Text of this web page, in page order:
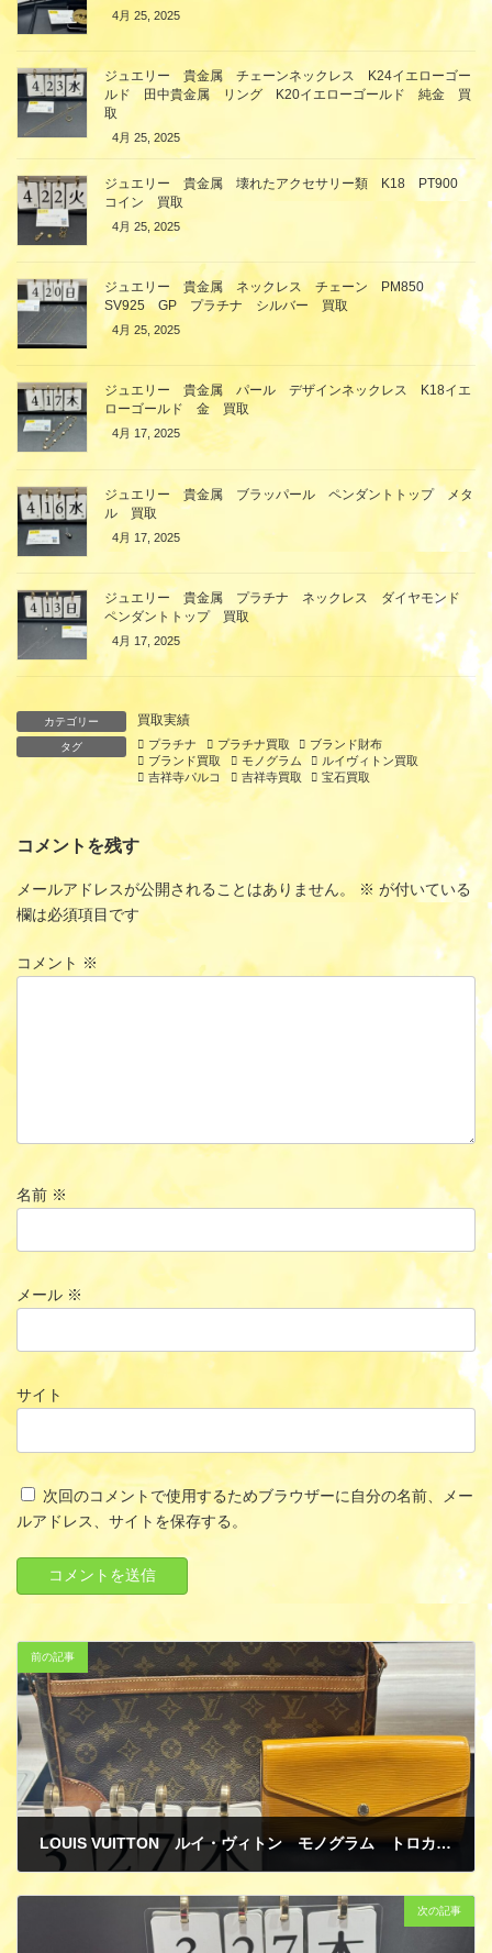
4月 25, 2025
ジュエリー 貴金属 チェーンネックレス K24イエローゴー
ルド 田中貴金属 リング K20イエローゴールド 純金 買
取
4月 25, 2025
ジュエリー 貴金属 壊れたアクセサリー類 K18 PT900
コイン 買取
4月 25, 2025
ジュエリー 貴金属 ネックレス チェーン PM850
SV925 GP プラチナ シルバー 買取
4月 25, 2025
ジュエリー 貴金属 パール デザインネックレス K18イエ
ローゴールド 金 買取
4月 17, 2025
ジュエリー 貴金属 ブラッパール ペンダントトップ メタ
ル 買取
4月 17, 2025
ジュエリー 貴金属 プラチナ ネックレス ダイヤモンド
ペンダントトップ 買取
4月 17, 2025
カテゴリー 買取実績
タグ プラチナ プラチナ買取
ブランド財布
ブランド買取
モノグラム
ルイヴィトン買取
吉祥寺パルコ
吉祥寺買取 宝石買取
コメントを残す
メールアドレスが公開されることはありません。 ※ が付いている
欄は必須項目です
コメント ※
名前 ※
メール ※
サイト
次回のコメントで使用するためブラウザーに自分の名前、メー
ルアドレス、サイトを保存する。
前の記事
LOUIS VUITTON ルイ・ヴィトン モノグラム トロカデロ30 ショルダーバッグ ポルトフォイユ・サラ エピ サフラン 長財布 買取
次の記事